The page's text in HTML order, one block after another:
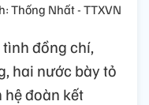
Thống Nhất - TTXVN
đồng chí,
hai nước bày tỏ
đoàn kết